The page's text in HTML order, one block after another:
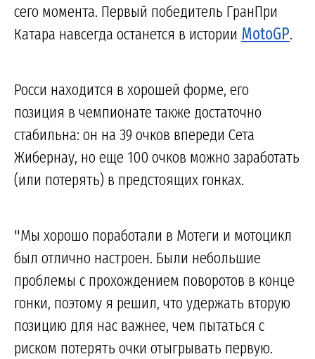
сего момента. Первый победитель ГранПри
Катара навсегда останется в истории MotoGP.
Росси находится в хорошей форме, его
позиция в чемпионате также достаточно
стабильна: он на 39 очков впереди Сета
Жибернау, но еще 100 очков можно заработать
(или потерять) в предстоящих гонках.
"Мы хорошо поработали в Мотеги и мотоцикл
был отлично настроен. Были небольшие
проблемы с прохождением поворотов в конце
гонки, поэтому я решил, что удержать вторую
позицию для нас важнее, чем пытаться с
риском потерять очки отыгрывать первую.